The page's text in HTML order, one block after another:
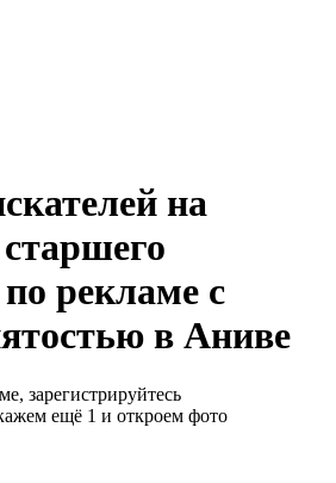
на
рекламе с
в Аниве
зарегистрируйтесь
ещё 1 и откроем фото